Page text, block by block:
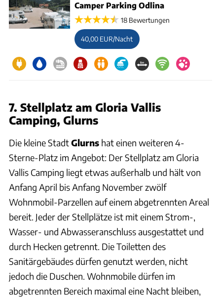
Camper Parking Odlina
18 Bewertungen
40,00 EUR/Nacht
7. Stellplatz am Gloria Vallis
Camping, Glurns
Die kleine StadtGlurns hat einen weiteren 4-
Sterne-Platz im Angebot: Der Stellplatz am Gloria
Vallis Camping liegt etwas außerhalb und hält von
Anfang April bis Anfang November zwölf
Wohnmobil-Parzellen auf einem abgetrennten Areal
bereit. Jeder der Stellplätze ist mit einem Strom-,
Wasser- und Abwasseranschluss ausgestattet und
durch Hecken getrennt. Die Toiletten des
Sanitärgebäudes dürfen genutzt werden, nicht
jedoch die Duschen. Wohnmobile dürfen im
abgetrennten Bereich maximal eine Nacht bleiben,